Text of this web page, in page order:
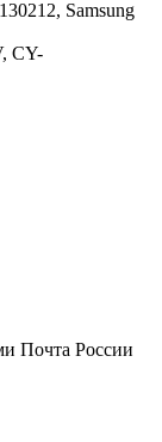
Samsung
CY-
Почта России